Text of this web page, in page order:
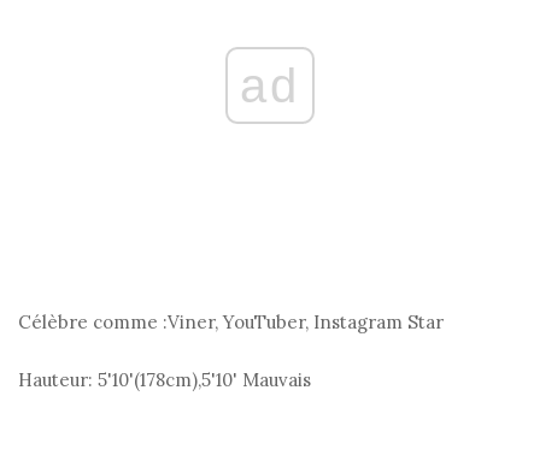
ad
Célèbre comme :Viner, YouTuber, Instagram Star
Hauteur: 5'10'(178cm),5'10' Mauvais